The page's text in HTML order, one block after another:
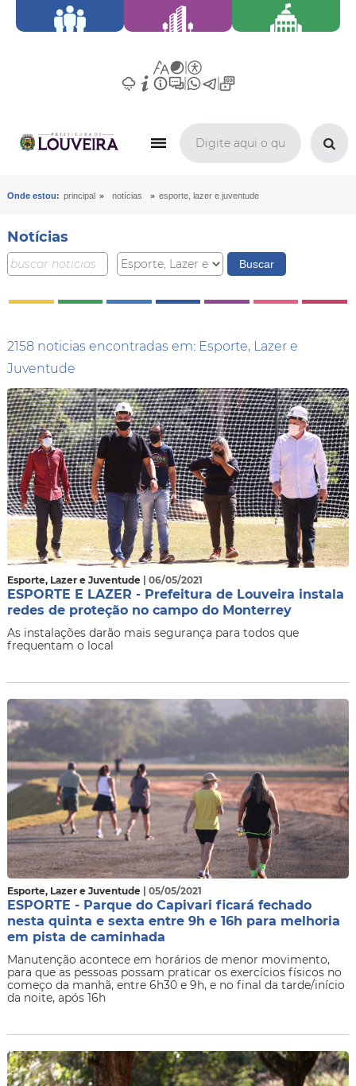
Onde estou: principal » notícias » esporte, lazer e juventude
Notícias
2158 noticias encontradas em: Esporte, Lazer e
Juventude
Esporte, Lazer e Juventude | 06/05/2021
ESPORTE E LAZER - Prefeitura de Louveira instala
redes de proteção no campo do Monterrey
As instalações darão mais segurança para todos que
frequentam o local
Esporte, Lazer e Juventude | 05/05/2021
ESPORTE - Parque do Capivari ficará fechado
nesta quinta e sexta entre 9h e 16h para melhoria
em pista de caminhada
Manutenção acontece em horários de menor movimento,
para que as pessoas possam praticar os exercícios físicos no
começo da manhã, entre 6h30 e 9h, e no final da tarde/início
da noite, após 16h